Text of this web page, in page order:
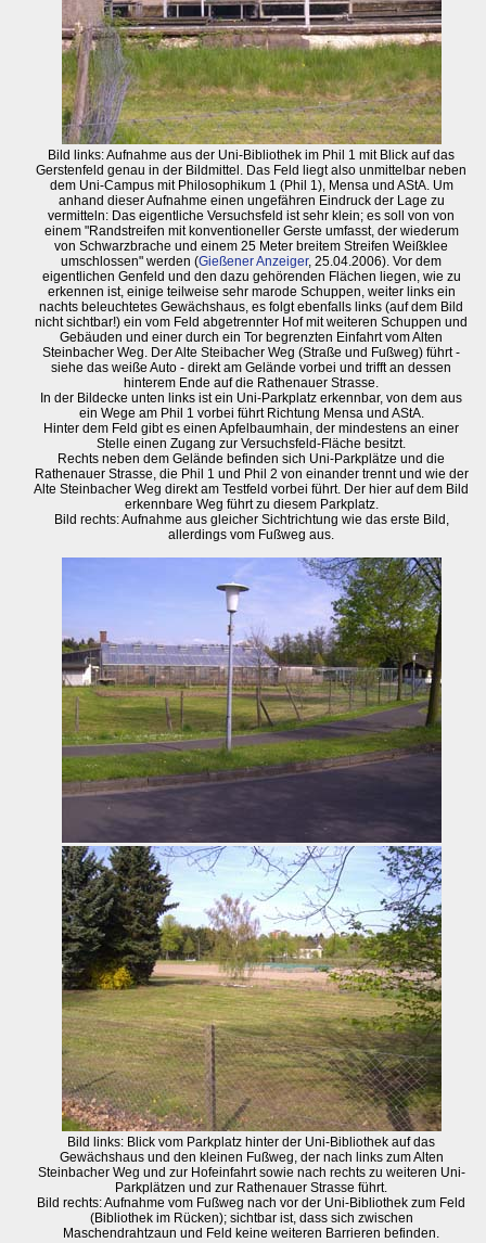
Bild links: Aufnahme aus der Uni-Bibliothek im Phil 1 mit Blick auf das
Gerstenfeld genau in der Bildmittel. Das Feld liegt also unmittelbar neben
dem Uni-Campus mit Philosophikum 1 (Phil 1), Mensa und AStA. Um
anhand dieser Aufnahme einen ungefähren Eindruck der Lage zu
vermitteln: Das eigentliche Versuchsfeld ist sehr klein; es soll von von
einem "Randstreifen mit konventioneller Gerste umfasst, der wiederum
von Schwarzbrache und einem 25 Meter breitem Streifen Weißklee
umschlossen" werden (Gießener Anzeiger, 25.04.2006). Vor dem
eigentlichen Genfeld und den dazu gehörenden Flächen liegen, wie zu
erkennen ist, einige teilweise sehr marode Schuppen, weiter links ein
nachts beleuchtetes Gewächshaus, es folgt ebenfalls links (auf dem Bild
nicht sichtbar!) ein vom Feld abgetrennter Hof mit weiteren Schuppen und
Gebäuden und einer durch ein Tor begrenzten Einfahrt vom Alten
Steinbacher Weg. Der Alte Steibacher Weg (Straße und Fußweg) führt -
siehe das weiße Auto - direkt am Gelände vorbei und trifft an dessen
hinterem Ende auf die Rathenauer Strasse.
In der Bildecke unten links ist ein Uni-Parkplatz erkennbar, von dem aus
ein Wege am Phil 1 vorbei führt Richtung Mensa und AStA.
Hinter dem Feld gibt es einen Apfelbaumhain, der mindestens an einer
Stelle einen Zugang zur Versuchsfeld-Fläche besitzt.
Rechts neben dem Gelände befinden sich Uni-Parkplätze und die
Rathenauer Strasse, die Phil 1 und Phil 2 von einander trennt und wie der
Alte Steinbacher Weg direkt am Testfeld vorbei führt. Der hier auf dem Bild
erkennbare Weg führt zu diesem Parkplatz.
Bild rechts: Aufnahme aus gleicher Sichtrichtung wie das erste Bild,
allerdings vom Fußweg aus.
Bild links: Blick vom Parkplatz hinter der Uni-Bibliothek auf das
Gewächshaus und den kleinen Fußweg, der nach links zum Alten
Steinbacher Weg und zur Hofeinfahrt sowie nach rechts zu weiteren Uni-
Parkplätzen und zur Rathenauer Strasse führt.
Bild rechts: Aufnahme vom Fußweg nach vor der Uni-Bibliothek zum Feld
(Bibliothek im Rücken); sichtbar ist, dass sich zwischen
Maschendrahtzaun und Feld keine weiteren Barrieren befinden.